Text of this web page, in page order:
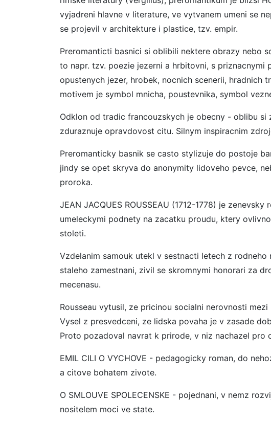
vyjadreni hlavne v literature, ve vytvanem umeni se
se projevil v architekture i plastice, tzv. empir.
Preromanticti basnici si oblibili nektere obrazy nebo
to napr. tzv. poezie jezerni a hrbitovni, s priznacnymi
opustenych jezer, hrobek, nocnich scenerii, hradnich
motivem je symbol mnicha, poustevnika, symbol
Odklon od tradic francouzskych je obecny - oblibu si
zduraznuje opravdovost citu. Silnym inspiracnim
Preromanticky basnik se casto stylizuje do postoje
jindy se opet skryva do anonymity lidoveho pevce,
proroka.
JEAN JACQUES ROUSSEAU (1712-1778) je
umeleckymi podnety na zacatku proudu, ktery
stoleti.
Vzdelanim samouk utekl v sestnacti letech z
staleho zamestnani, zivil se skromnymi honorari za
mecenasu.
Rousseau vytusil, ze pricinou socialni nerovnosti
Vysel z presvedceni, ze lidska povaha je v zasade
Proto pozadoval navrat k prirode, v niz nachazel pro
EMIL CILI O VYCHOVE - pedagogicky roman, do
a citove bohatem zivote.
O SMLOUVE SPOLECENSKE - pojednani, v nemz
nositelem moci ve state.